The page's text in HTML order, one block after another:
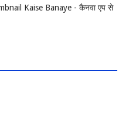
Kaise Banaye - कैनवा एप से